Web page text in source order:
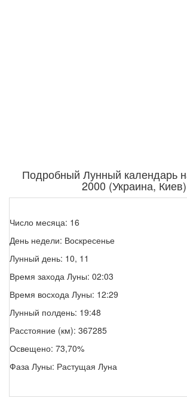
Подробный Лунный календарь
2000 (Украина, Киев)
Число месяца: 16
День недели: Воскресенье
Лунный день: 10, 11
Время захода Луны: 02:03
Время восхода Луны: 12:29
Лунный полдень: 19:48
Расстояние (км): 367285
Освещено: 73,70%
Фаза Луны: Растущая Луна